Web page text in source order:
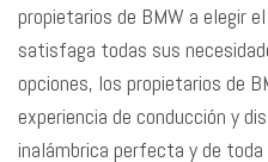
propietarios de BMW a elegir
satisfaga todas sus
opciones, los propietarios de
experiencia de conducción y
inalámbrica perfecta y de